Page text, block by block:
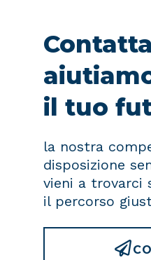
il tuo
la nostra
disposizione
vieni a trovarci
il percorso